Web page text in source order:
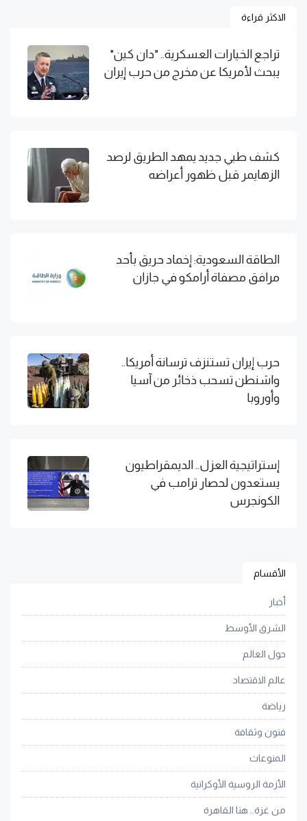
الاكثر قراءة
تراجع الخيارات العسكرية.. "دان كين"
يبحث لأمريكا عن مخرج من حرب إيران
كشف طبي جديد يمهد الطريق لرصد
الزهايمر قبل ظهور أعراضه
الطاقة السعودية: إخماد حريق بأحد
مرافق مصفاة أرامكو في جازان
حرب إيران تستنزف ترسانة أمريكا..
واشنطن تسحب ذخائر من آسيا
وأوروبا
إستراتيجية العزل.. الديمقراطيون
يستعدون لحصار ترامب في
الكونجرس
الأقسام
أخبار
الشرق الأوسط
حول العالم
عالم الاقتصاد
رياضة
فنون وثقافة
المنوعات
الأزمة الروسية الأوكرانية
من غزة.. هنا القاهرة